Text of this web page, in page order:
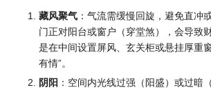
藏风聚气 ：气流需缓慢回旋，避免直冲
门正对阳台或窗户（穿堂煞），会导致
是在中间设置屏风、玄关柜或悬挂厚重
有情”。
阴阳 ：空间内光线过强（阳盛）或过暗